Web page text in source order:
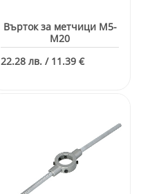
Върток за метчици М5-
М20
22.28 лв. / 11.39 €